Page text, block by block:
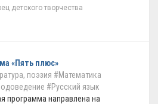
детского творчества
«Пять плюс»
поэзия #Математика
#Русский язык
программа направлена на